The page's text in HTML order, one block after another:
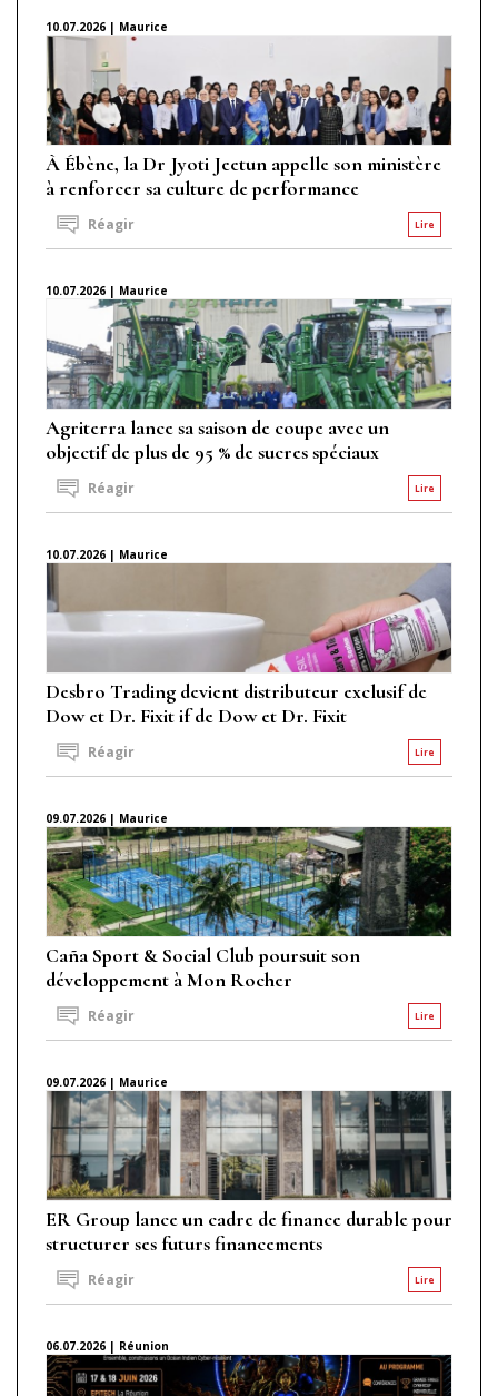
10.07.2026 | Maurice
À Ébène, la Dr Jyoti Jeetun appelle son ministère
à renforcer sa culture de performance
Lire
Réagir
10.07.2026 | Maurice
Agriterra lance sa saison de coupe avec un
objectif de plus de 95 % de sucres spéciaux
Lire
Réagir
10.07.2026 | Maurice
Desbro Trading devient distributeur exclusif de
Dow et Dr. Fixit if de Dow et Dr. Fixit
Lire
Réagir
09.07.2026 | Maurice
Caña Sport & Social Club poursuit son
développement à Mon Rocher
Lire
Réagir
09.07.2026 | Maurice
ER Group lance un cadre de finance durable pour
structurer ses futurs financements
Lire
Réagir
06.07.2026 | Réunion